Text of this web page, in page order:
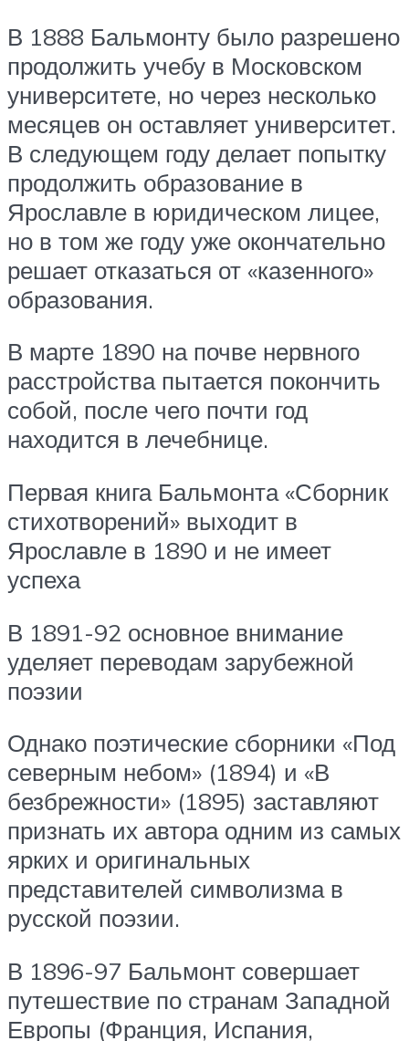
В 1888 Бальмонту было разрешено
продолжить учебу в Московском
университете, но через несколько
месяцев он оставляет университет.
В следующем году делает попытку
продолжить образование в
Ярославле в юридическом лицее,
но в том же году уже окончательно
решает отказаться от «казенного»
образования.
В марте 1890 на почве нервного
расстройства пытается покончить
собой, после чего почти год
находится в лечебнице.
Первая книга Бальмонта «Сборник
стихотворений» выходит в
Ярославле в 1890 и не имеет
успеха
В 1891-92 основное внимание
уделяет переводам зарубежной
поэзии
Однако поэтические сборники «Под
северным небом» (1894) и «В
безбрежности» (1895) заставляют
признать их автора одним из самых
ярких и оригинальных
представителей символизма в
русской поэзии.
В 1896-97 Бальмонт совершает
путешествие по странам Западной
Европы (Франция, Испания,